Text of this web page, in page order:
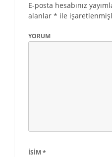
E-posta hesabınız
alanlar * ile
YORUM
İSIM*